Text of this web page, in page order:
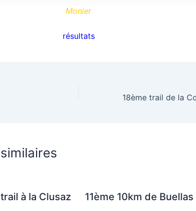
Monier
résultats
à la Clusaz
11ème 10km de Buellas